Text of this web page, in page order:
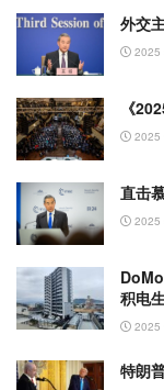
外交
2025
《
2025
直击
2025
积电
2025
特朗